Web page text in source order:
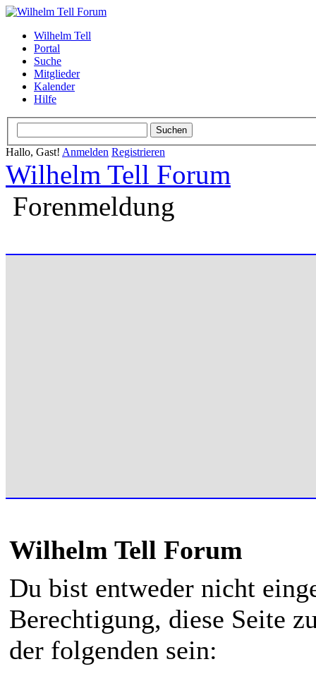
Wilhelm Tell
Portal
Suche
Mitglieder
Kalender
Hilfe
Hallo, Gast! Anmelden Registrieren
Wilhelm Tell Forum
Forenmeldung
Wilhelm Tell Forum
Du bist entweder nicht
Berechtigung, diese Seite
der folgenden sein: